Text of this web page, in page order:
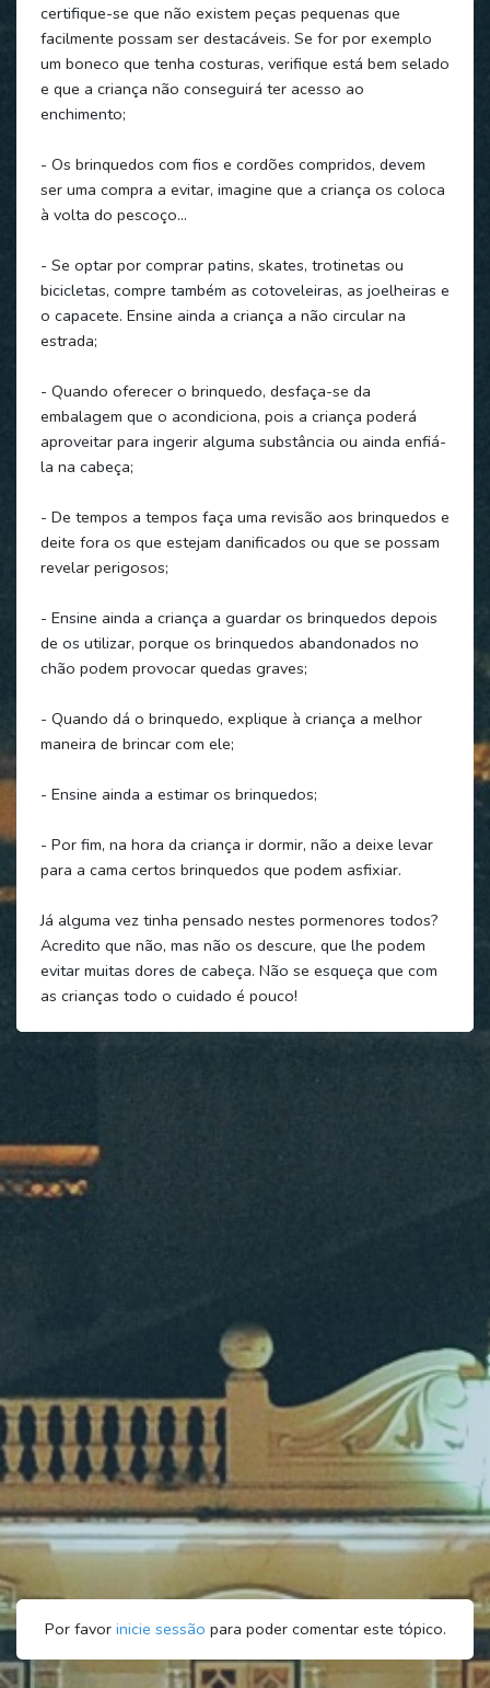
certifique-se que não existem peças pequenas que
facilmente possam ser destacáveis. Se for por exemplo
um boneco que tenha costuras, verifique está bem selado
e que a criança não conseguirá ter acesso ao
enchimento;
- Os brinquedos com fios e cordões compridos, devem
ser uma compra a evitar, imagine que a criança os coloca
à volta do pescoço…
- Se optar por comprar patins, skates, trotinetas ou
bicicletas, compre também as cotoveleiras, as joelheiras e
o capacete. Ensine ainda a criança a não circular na
estrada;
- Quando oferecer o brinquedo, desfaça-se da
embalagem que o acondiciona, pois a criança poderá
aproveitar para ingerir alguma substância ou ainda enfiá-
la na cabeça;
- De tempos a tempos faça uma revisão aos brinquedos e
deite fora os que estejam danificados ou que se possam
revelar perigosos;
- Ensine ainda a criança a guardar os brinquedos depois
de os utilizar, porque os brinquedos abandonados no
chão podem provocar quedas graves;
- Quando dá o brinquedo, explique à criança a melhor
maneira de brincar com ele;
- Ensine ainda a estimar os brinquedos;
- Por fim, na hora da criança ir dormir, não a deixe levar
para a cama certos brinquedos que podem asfixiar.
Já alguma vez tinha pensado nestes pormenores todos?
Acredito que não, mas não os descure, que lhe podem
evitar muitas dores de cabeça. Não se esqueça que com
as crianças todo o cuidado é pouco!
Por favor inicie sessão para poder comentar este tópico.